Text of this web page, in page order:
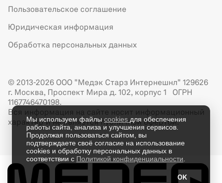
Пользовательское соглашение
Юридическая информация
Обработка персональных данных
© 2013-2026 ООО "Медэк Старз Интернешнл" 129626
г. Москва, Проспект Мира д. 102, корпус 1 ОГРН
1167746470198.
Вся информация на сайте носит информационный
характер и не является публичной офертой.
Мы используем файлыcookies для обеспечения
работы сайта, анализа и улучшения сервисов.
Продолжая пользоваться сайтом, вы
подтверждаете своё согласие на использование
cookies и обработку персональных данных в
соответствии с Политикой конфиденциальности
OK